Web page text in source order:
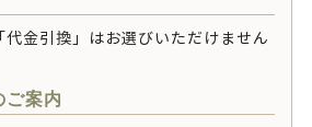
代金引換」はお選びいただけません
ご案内